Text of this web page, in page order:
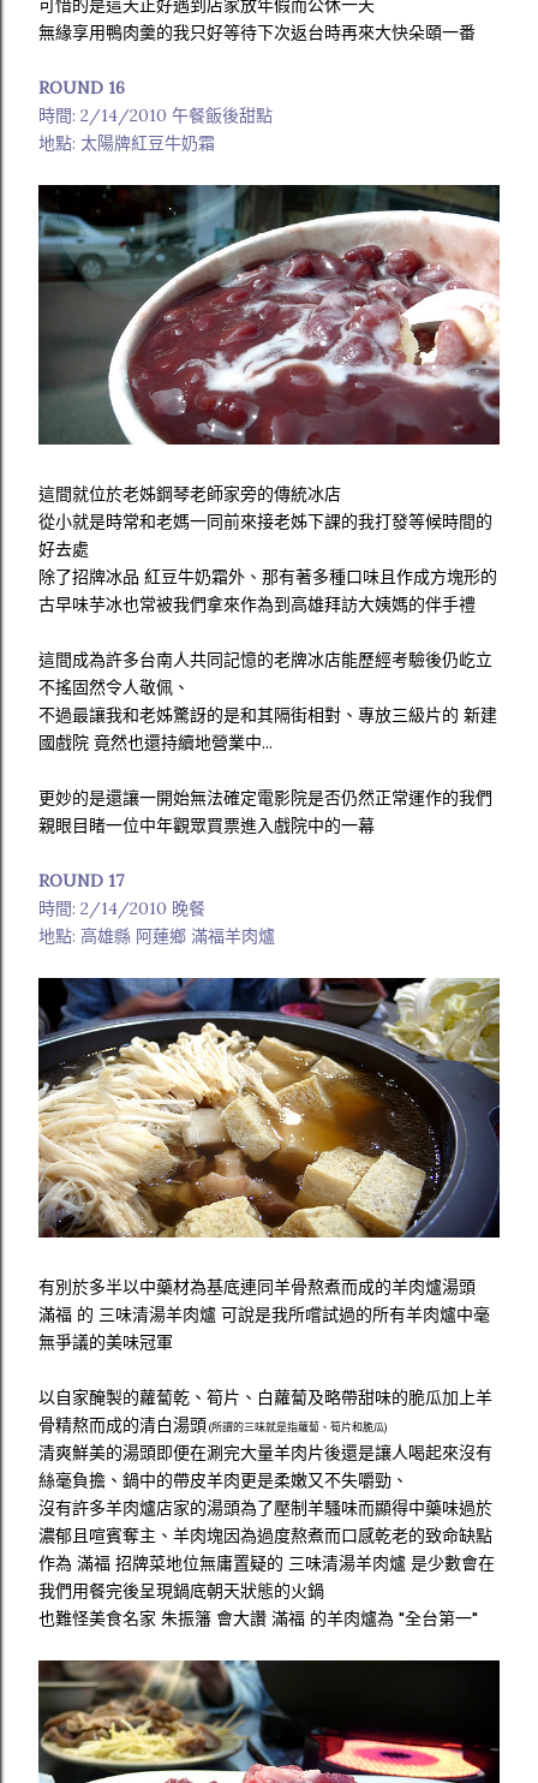
可惜的是這天正好遇到店家放年假而公休一天
無緣享用鴨肉羹的我只好等待下次返台時再來大快朵頤一番
ROUND 16
時間: 2/14/2010 午餐飯後甜點
地點: 太陽牌紅豆牛奶霜
這間就位於老姊鋼琴老師家旁的傳統冰店
從小就是時常和老媽一同前來接老姊下課的我打發等候時間的
好去處
除了招牌冰品 紅豆牛奶霜外、那有著多種口味且作成方塊形的
古早味芋冰也常被我們拿來作為到高雄拜訪大姨媽的伴手禮
這間成為許多台南人共同記憶的老牌冰店能歷經考驗後仍屹立
不搖固然令人敬佩、
不過最讓我和老姊驚訝的是和其隔街相對、專放三級片的 新建
國戲院 竟然也還持續地營業中...
更妙的是還讓一開始無法確定電影院是否仍然正常運作的我們
親眼目睹一位中年觀眾買票進入戲院中的一幕
ROUND 17
時間: 2/14/2010 晚餐
地點: 高雄縣 阿蓮鄉 滿福羊肉爐
有別於多半以中藥材為基底連同羊骨熬煮而成的羊肉爐湯頭
滿福 的 三味清湯羊肉爐 可說是我所嚐試過的所有羊肉爐中毫
無爭議的美味冠軍
以自家醃製的蘿蔔乾、筍片、白蘿蔔及略帶甜味的脆瓜加上羊
骨精熬而成的清白湯頭(所謂的三味就是指蘿蔔、筍片和脆瓜)
清爽鮮美的湯頭即便在涮完大量羊肉片後還是讓人喝起來沒有
絲毫負擔、鍋中的帶皮羊肉更是柔嫩又不失嚼勁、
沒有許多羊肉爐店家的湯頭為了壓制羊騷味而顯得中藥味過於
濃郁且喧賓奪主、羊肉塊因為過度熬煮而口感乾老的致命缺點
作為 滿福 招牌菜地位無庸置疑的 三味清湯羊肉爐 是少數會在
我們用餐完後呈現鍋底朝天狀態的火鍋
也難怪美食名家 朱振籓 會大讚 滿福 的羊肉爐為 "全台第一"